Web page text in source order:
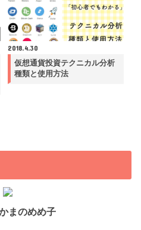
2018.4.30
仮想通貨投資テクニカル分析
種類と使用方法
まのめめ子